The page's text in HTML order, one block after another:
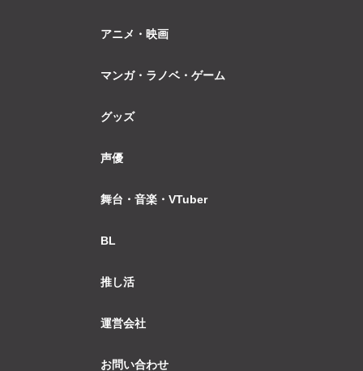
アニメ・映画
マンガ・ラノベ・ゲーム
グッズ
声優
舞台・音楽・VTuber
BL
推し活
運営会社
お問い合わせ